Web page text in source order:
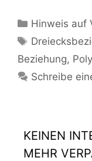
Hinweis auf
Beziehung,
Schreibe
KEINEN
MEHR